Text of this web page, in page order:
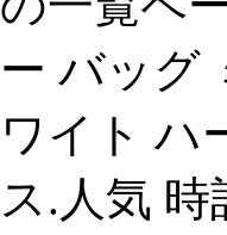
ー バッグ
ワイト ハ
ス.人気